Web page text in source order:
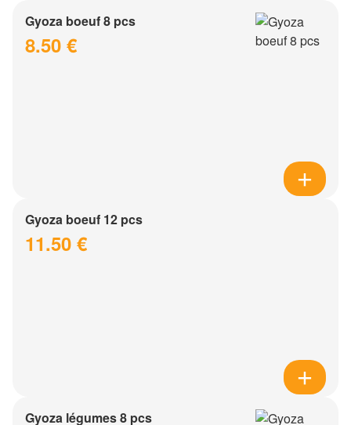
Gyoza boeuf 8 pcs
8.50 €
Gyoza boeuf 12 pcs
11.50 €
Gyoza légumes 8 pcs